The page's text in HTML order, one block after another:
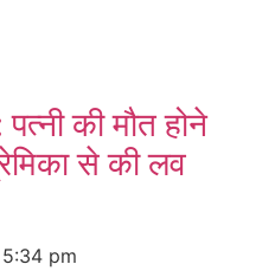
की मौत होने
से की लव
5:34 pm